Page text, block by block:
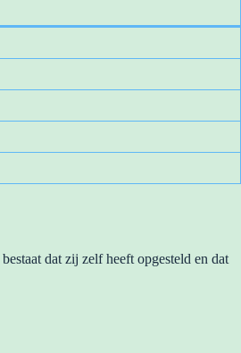
bestaat dat zij zelf heeft opgesteld en dat